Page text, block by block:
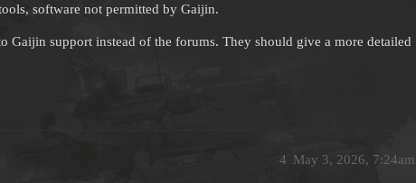
software not permitted by Gaijin.
Gaijin support instead of the forums. They should give a more detailed
May 3, 2026, 7:24am
4